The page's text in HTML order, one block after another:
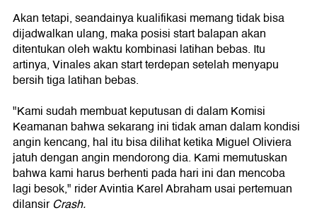
Akan tetapi, seandainya kualifikasi memang tidak bisa
dijadwalkan ulang, maka posisi start balapan akan
ditentukan oleh waktu kombinasi latihan bebas. Itu
artinya, Vinales akan start terdepan setelah menyapu
bersih tiga latihan bebas.
"Kami sudah membuat keputusan di dalam Komisi
Keamanan bahwa sekarang ini tidak aman dalam kondisi
angin kencang, hal itu bisa dilihat ketika Miguel Oliviera
jatuh dengan angin mendorong dia. Kami memutuskan
bahwa kami harus berhenti pada hari ini dan mencoba
lagi besok," rider Avintia Karel Abraham usai pertemuan
dilansirCrash.